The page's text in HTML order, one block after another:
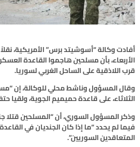
أفادت وكالة “أسوشيتد برس” الأمريكية،
الأربعاء، بأن مسلحين هاجموا القاعدة
قرب اللاذقية على الساحل الغربي لسوريا.
وقال المسؤول وناشط محلي للوكالة، إن
الثلاثاء، على قاعدة حميميم الجوية، ولقيا
وذكر المسؤول السوري، أن “المسلحين قتلا
فيما لم يحدد “ما إذا كان الجنديان في
المتعاقدين السوريين”.